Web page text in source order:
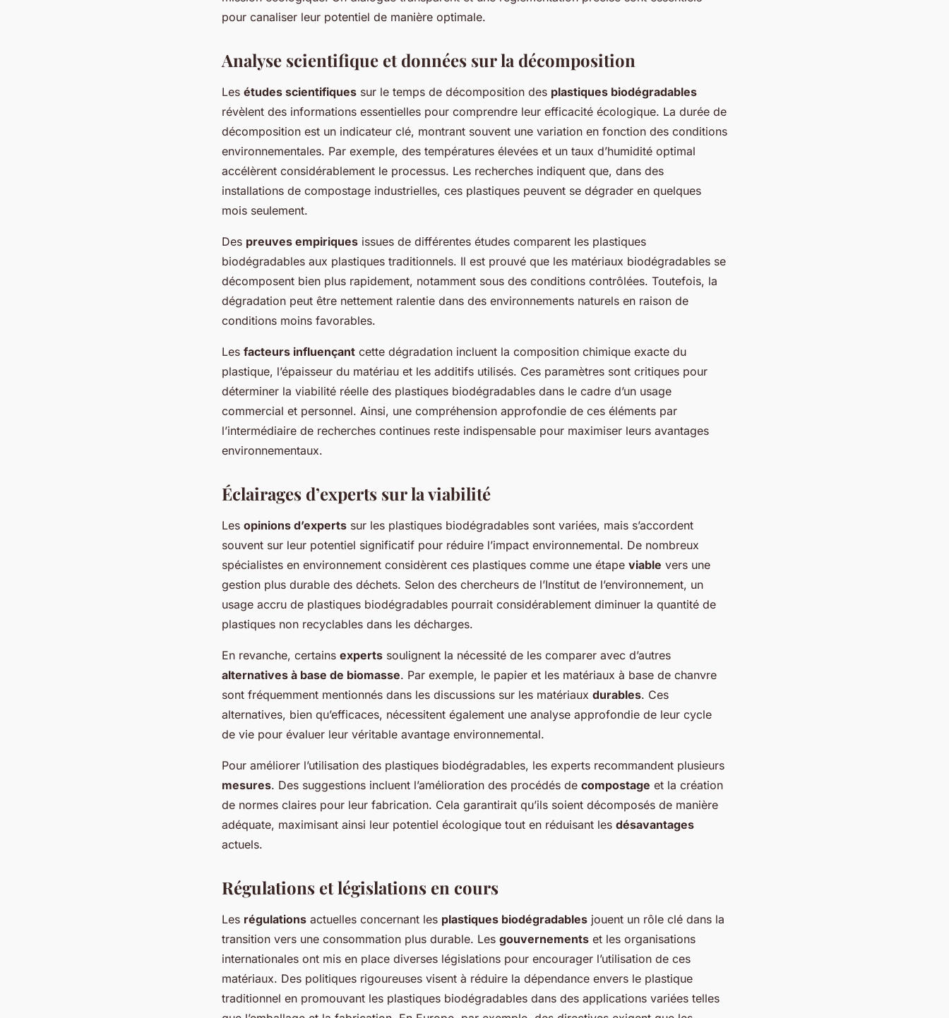
pour canaliser leur potentiel de manière optimale.
Analyse scientifique et données sur la décomposition
Les études scientifiques sur le temps de décomposition des plastiques biodégradables
révèlent des informations essentielles pour comprendre leur efficacité écologique. La durée de
décomposition est un indicateur clé, montrant souvent une variation en fonction des conditions
environnementales. Par exemple, des températures élevées et un taux d’humidité optimal
accélèrent considérablement le processus. Les recherches indiquent que, dans des
installations de compostage industrielles, ces plastiques peuvent se dégrader en quelques
mois seulement.
Des preuves empiriques issues de différentes études comparent les plastiques
biodégradables aux plastiques traditionnels. Il est prouvé que les matériaux biodégradables se
décomposent bien plus rapidement, notamment sous des conditions contrôlées. Toutefois, la
dégradation peut être nettement ralentie dans des environnements naturels en raison de
conditions moins favorables.
Les facteurs influençant cette dégradation incluent la composition chimique exacte du
plastique, l’épaisseur du matériau et les additifs utilisés. Ces paramètres sont critiques pour
déterminer la viabilité réelle des plastiques biodégradables dans le cadre d’un usage
commercial et personnel. Ainsi, une compréhension approfondie de ces éléments par
l’intermédiaire de recherches continues reste indispensable pour maximiser leurs avantages
environnementaux.
Éclairages d’experts sur la viabilité
Les opinions d’experts sur les plastiques biodégradables sont variées, mais s’accordent
souvent sur leur potentiel significatif pour réduire l’impact environnemental. De nombreux
spécialistes en environnement considèrent ces plastiques comme une étape viable vers une
gestion plus durable des déchets. Selon des chercheurs de l’Institut de l’environnement, un
usage accru de plastiques biodégradables pourrait considérablement diminuer la quantité de
plastiques non recyclables dans les décharges.
En revanche, certains experts soulignent la nécessité de les comparer avec d’autres
alternatives à base de biomasse. Par exemple, le papier et les matériaux à base de chanvre
sont fréquemment mentionnés dans les discussions sur les matériaux durables. Ces
alternatives, bien qu’efficaces, nécessitent également une analyse approfondie de leur cycle
de vie pour évaluer leur véritable avantage environnemental.
Pour améliorer l’utilisation des plastiques biodégradables, les experts recommandent plusieurs
mesures. Des suggestions incluent l’amélioration des procédés de compostage et la création
de normes claires pour leur fabrication. Cela garantirait qu’ils soient décomposés de manière
adéquate, maximisant ainsi leur potentiel écologique tout en réduisant les désavantages
actuels.
Régulations et législations en cours
Les régulations actuelles concernant les plastiques biodégradables jouent un rôle clé dans la
transition vers une consommation plus durable. Les gouvernements et les organisations
internationales ont mis en place diverses législations pour encourager l’utilisation de ces
matériaux. Des politiques rigoureuses visent à réduire la dépendance envers le plastique
traditionnel en promouvant les plastiques biodégradables dans des applications variées telles